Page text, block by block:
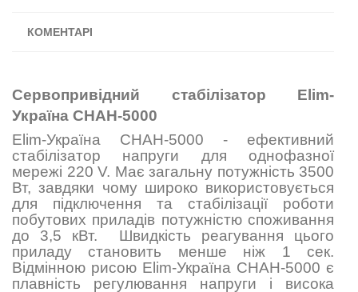
КОМЕНТАРІ
Сервопривідний стабілізатор Elim-
Україна СНАН-5000
Elim-Україна СНАН-5000 - ефективний
стабілізатор напруги для однофазної
мережі 220 V. Має загальну потужність 3500
Вт, завдяки чому широко використовується
для підключення та стабілізації роботи
побутових приладів потужністю споживання
до 3,5 кВт. Швидкість реагування цього
приладу становить менше ніж 1 сек.
Відмінною рисою Elim-Україна СНАН-5000 є
плавність регулювання напруги і висока